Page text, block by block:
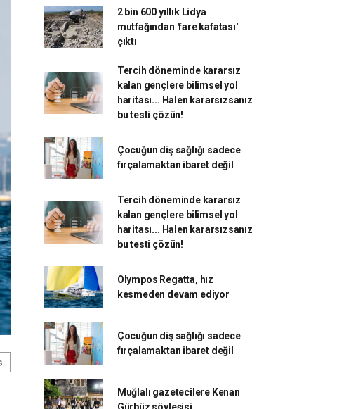
2 bin 600 yıllık Lidya
mutfağından 'fare kafatası'
çıktı
Tercih döneminde kararsız
kalan gençlere bilimsel yol
haritası... Halen kararsızsanız
bu testi çözün!
Çocuğun diş sağlığı sadece
fırçalamaktan ibaret değil
Tercih döneminde kararsız
kalan gençlere bilimsel yol
haritası... Halen kararsızsanız
bu testi çözün!
Olympos Regatta, hız
kesmeden devam ediyor
Çocuğun diş sağlığı sadece
fırçalamaktan ibaret değil
Muğlalı gazetecilere Kenan
Gürbüz söyleşisi